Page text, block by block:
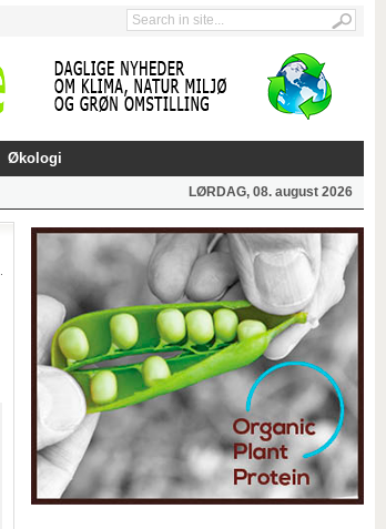
Økologi
LØRDAG, 08. august 2026